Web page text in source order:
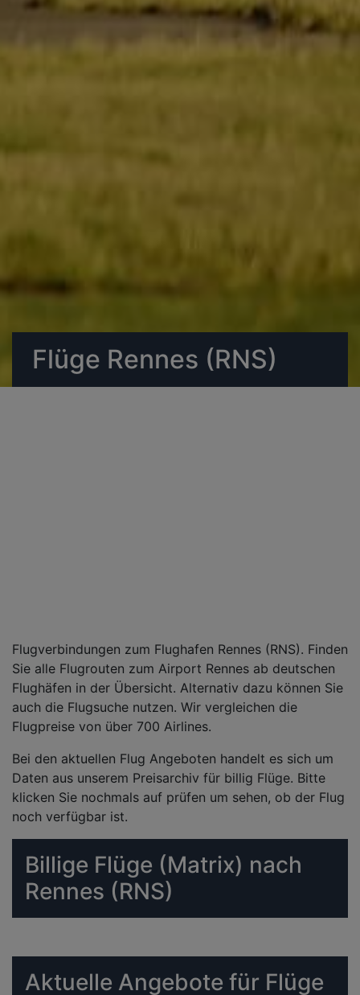
Flüge Rennes (RNS)
Flugverbindungen zum Flughafen Rennes (RNS). Finden
Sie alle Flugrouten zum Airport Rennes ab deutschen
Flughäfen in der Übersicht. Alternativ dazu können Sie
auch die Flugsuche nutzen. Wir vergleichen die
Flugpreise von über 700 Airlines.
Bei den aktuellen Flug Angeboten handelt es sich um
Daten aus unserem Preisarchiv für billig Flüge. Bitte
klicken Sie nochmals auf prüfen um sehen, ob der Flug
noch verfügbar ist.
Billige Flüge (Matrix) nach
Rennes (RNS)
Aktuelle Angebote für Flüge